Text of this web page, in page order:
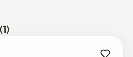
有客人的温馨和平静，我们恳请